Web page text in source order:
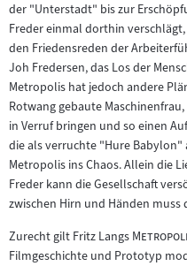
der "Unterstadt" bis zur
Freder einmal dorthin
den Friedensreden der
Joh Fredersen, das Los der
Metropolis hat jedoch andere
Rotwang gebaute
in Verruf bringen und so einen
die als verruchte "Hure
Metropolis ins Chaos. Allein die
Freder kann die Gesellschaft
zwischen Hirn und Händen muss
Zurecht gilt Fritz Langs "
Filmgeschichte und Prototyp